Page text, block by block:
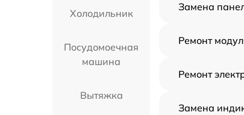
Холодильник
Посудомоечная
машина
Вытяжка
Замена
Ремонт
Ремонт
Замена